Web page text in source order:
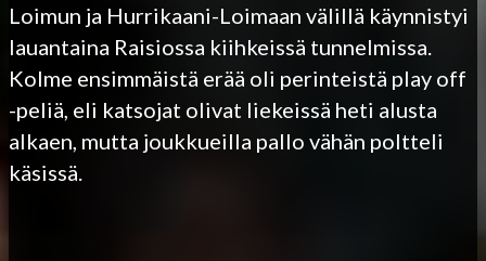
Loimun ja Hurrikaani-Loimaan välillä käynnistyi
lauantaina Raisiossa kiihkeissä tunnelmissa.
Kolme ensimmäistä erää oli perinteistä play off
-peliä, eli katsojat olivat liekeissä heti alusta
alkaen, mutta joukkueilla pallo vähän poltteli
käsissä.